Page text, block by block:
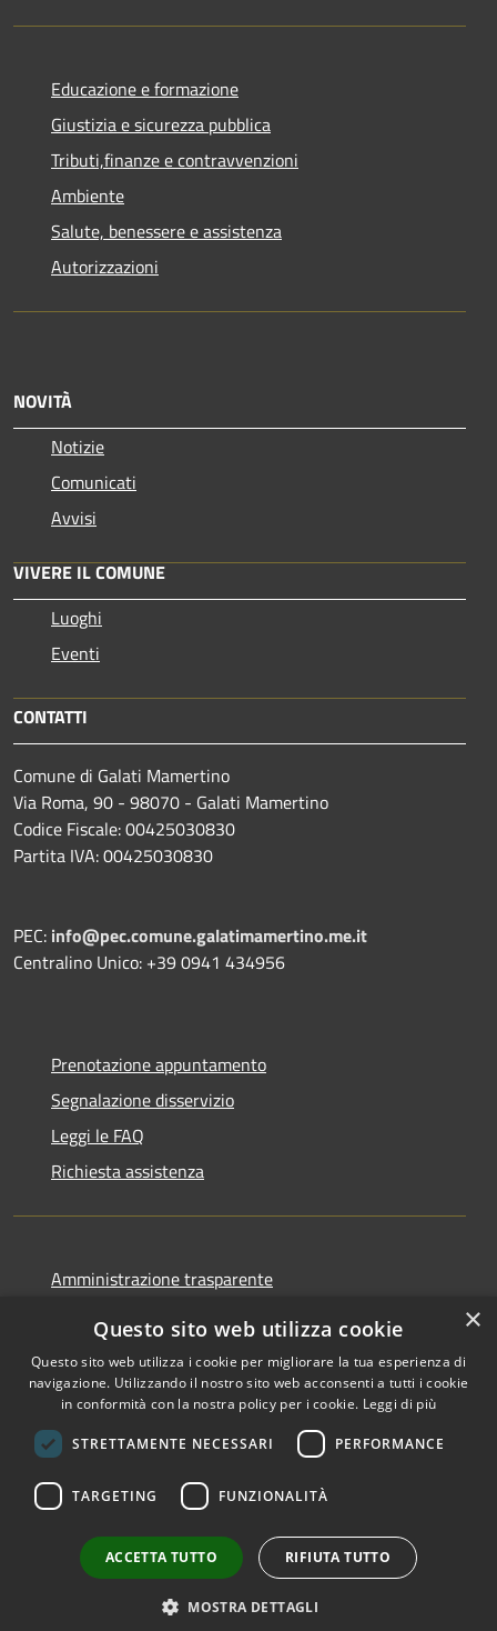
Educazione e formazione
Giustizia e sicurezza pubblica
Tributi,finanze e contravvenzioni
Ambiente
Salute, benessere e assistenza
Autorizzazioni
NOVITÀ
Notizie
Comunicati
Avvisi
VIVERE IL COMUNE
Luoghi
Eventi
CONTATTI
Comune di Galati Mamertino
Via Roma, 90 - 98070 - Galati Mamertino
Codice Fiscale: 00425030830
Partita IVA: 00425030830
PEC: info@pec.comune.galatimamertino.me.it
Centralino Unico: +39 0941 434956
Prenotazione appuntamento
Segnalazione disservizio
Leggi le FAQ
Richiesta assistenza
Amministrazione trasparente
Dichiarazione di accessibilità
RSS
Copyright © 2026 • Comune di
byMunicipium
Accesso
redazione
×
Questo sito web utilizza cookie
Questo sito web utilizza i cookie per migliorare la tua esperienza di
navigazione. Utilizzando il nostro sito web acconsenti a tutti i cookie
in conformità con la nostra policy per i cookie. Leggi di più
STRETTAMENTE NECESSARI PERFORMANCE
TARGETING FUNZIONALITÀ
ACCETTA TUTTO RIFIUTA TUTTO
MOSTRA DETTAGLI